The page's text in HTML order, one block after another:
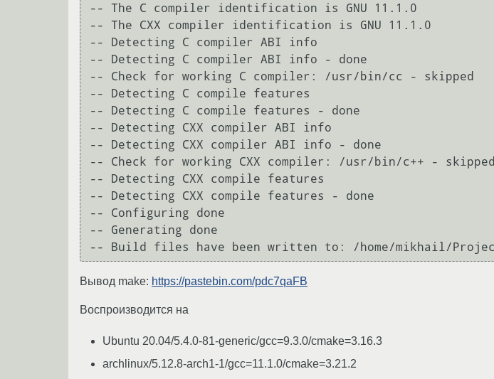
-- The C compiler identification is GNU 11.1.0
-- The CXX compiler identification is GNU 11.1.0
-- Detecting C compiler ABI info
-- Detecting C compiler ABI info - done
-- Check for working C compiler: /usr/bin/cc - skipped
-- Detecting C compile features
-- Detecting C compile features - done
-- Detecting CXX compiler ABI info
-- Detecting CXX compiler ABI info - done
-- Check for working CXX compiler: /usr/bin/c++ - skipped
-- Detecting CXX compile features
-- Detecting CXX compile features - done
-- Configuring done
-- Generating done
Вывод make: https://pastebin.com/pdc7qaFB
Воспроизводится на
Ubuntu 20.04/5.4.0-81-generic/gcc=9.3.0/cmake=3.16.3
archlinux/5.12.8-arch1-1/gcc=11.1.0/cmake=3.21.2